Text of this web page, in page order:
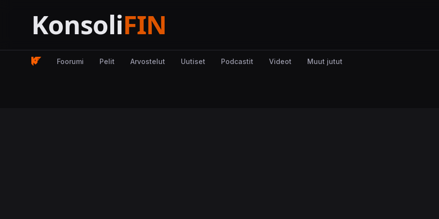
Foorumi Pelit Arvostelut Uutiset Podcastit Videot Muut jutut